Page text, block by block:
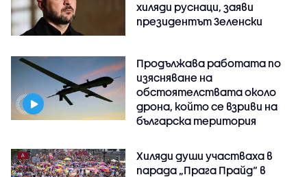
хиляди руснаци, заяви
президентът Зеленски
Продължава работата по
изясняване на
обстоятелствата около
дрона, който се взриви на
българска територия
Хиляди души участваха в
парада „Прага Прайд“ в